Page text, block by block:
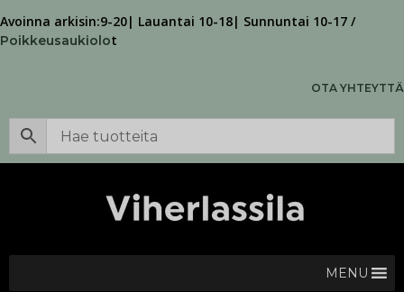
Avoinna arkisin:9-20| Lauantai 10-18| Sunnuntai 10-17 /
Poikkeusaukiolot
OTA YHTEYTTÄ
MENU